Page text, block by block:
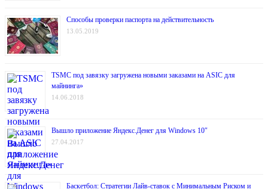
Способы проверки паспорта на действительность
13.05.2019
TSMC под завязку загружена новыми заказами на ASIC для
майнинга»
14.06.2018
Вышло приложение Яндекс.Денег для Windows 10″
27.04.2017
Баскетбол: Стратегии Лайв-ставок с Минимальным Риском и